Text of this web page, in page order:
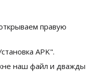
правую
APK".
наш файл и дважды